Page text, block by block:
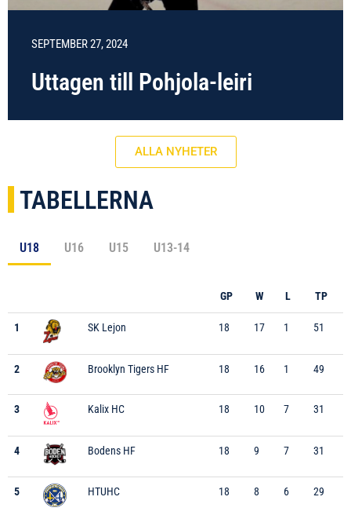
SEPTEMBER 27, 2024
Uttagen till Pohjola-leiri
ALLA NYHETER
TABELLERNA
U18 U16 U15 U13-14
GP W L TP
1 SK Lejon 18 17 1 51
2 Brooklyn Tigers HF 18 16 1 49
3 Kalix HC 18 10 7 31
4 Bodens HF 18 9 7 31
5 HTUHC 18 8 6 29